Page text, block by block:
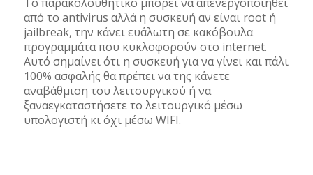
από το antivirus αλλά η συσκευή αν είναι root ή
jailbreak, την κάνει ευάλωτη σε κακόβουλα
προγραμμάτα που κυκλοφορούν στο internet.
Αυτό σημαίνει ότι η συσκευή για να γίνει και πάλι
100% ασφαλής θα πρέπει να της κάνετε
αναβάθμιση του λειτουργικού ή να
ξαναεγκαταστήσετε το λειτουργικό μέσω
υπολογιστή κι όχι μέσω WIFI.